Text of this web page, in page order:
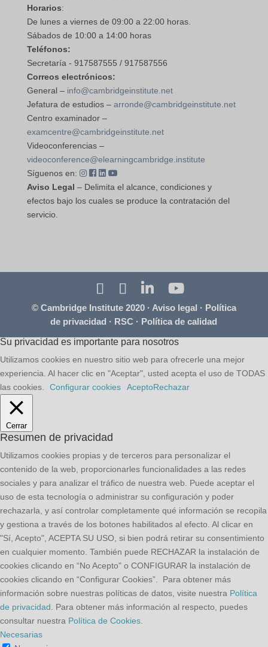
Horarios:
De lunes a viernes de 09:00 a 22:00 horas.
Sábados de 10:00 a 14:00 horas
Teléfonos:
Secretaría - 917587555 / 917587556
Correos electrónicos:
General – info@cambridgeinstitute.net
Jefatura de estudios – arronde@cambridgeinstitute.net
Centro examinador –
examcentre@cambridgeinstitute.net
Videoconferencias –
videoconference@elearningcambridge.institute
Síguenos en:
Aviso Legal – Delimita el alcance, condiciones y
efectos bajo los cuales se produce la contratación del
servicio.
© Cambridge Institute 2020 · Aviso legal · Política
de privacidad · RSC · Política de calidad
Su privacidad es importante para nosotros
Utilizamos cookies en nuestro sitio web para ofrecerle una mejor
experiencia. Al hacer clic en "Aceptar", usted acepta el uso de TODAS
las cookies.
Configurar cookies AceptoRechazar
Cerrar
Resumen de privacidad
Utilizamos cookies propias y de terceros para personalizar el
contenido de la web, proporcionarles funcionalidades a las redes
sociales y para analizar el tráfico de nuestra web. Puede aceptar el
uso de esta tecnología o administrar su configuración y poder
rechazarla, y así controlar completamente qué información se recopila
y gestiona a través de los botones habilitados al efecto. Al clicar en
"Sí, Acepto", ACEPTA SU USO, si bien podrá retirar su consentimiento
en cualquier momento. También puede RECHAZAR la instalación de
cookies clicando en “No Acepto" o CONFIGURAR la instalación de
cookies clicando en “Configurar Cookies”. Para obtener más
información sobre nuestras políticas de datos, visite nuestra Política
de privacidad . Para obtener más información al respecto, puedes
consultar nuestra Política de Cookies
Necesarias